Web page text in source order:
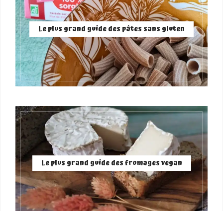
Le plus grand guide des pâtes sans gluten
Le plus grand guide des fromages vegan